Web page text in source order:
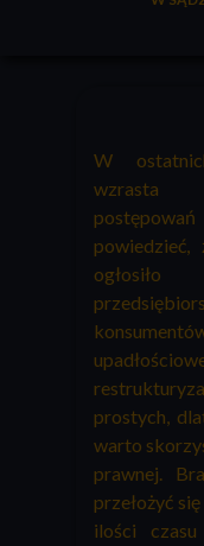
W
wzrasta
prostych,
warto
prawnej.
przełożyć
ilości